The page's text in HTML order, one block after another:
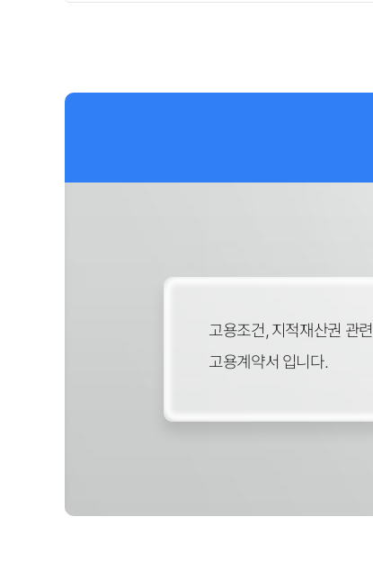
고용조건, 지적재산권 관
고용계약서 입니다.